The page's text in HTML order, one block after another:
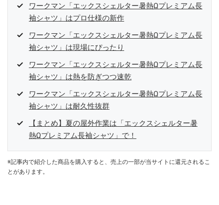
ワークマン「エックスシェルター暑熱Ωプレミアム長
袖シャツ」はプロ仕様の新作
ワークマン「エックスシェルター暑熱Ωプレミアム長
袖シャツ」は現場にぴったり
ワークマン「エックスシェルター暑熱Ωプレミアム長
袖シャツ」は熱を防ぎつつ速乾
ワークマン「エックスシェルター暑熱Ωプレミアム長
袖シャツ」は耐久性抜群
【まとめ】夏の屋外作業は「エックスシェルター暑
熱Ωプレミアム長袖シャツ」で！
※記事内で紹介した商品を購入すると、売上の一部が当サイトに還元されるこ
とがあります。